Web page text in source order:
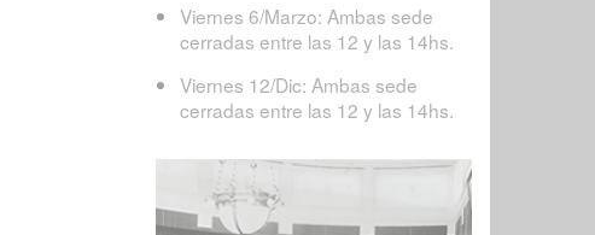
Viernes 6/Marzo: Ambas sede
cerradas entre las 12 y las 14hs.
Viernes 12/Dic: Ambas sede
cerradas entre las 12 y las 14hs.